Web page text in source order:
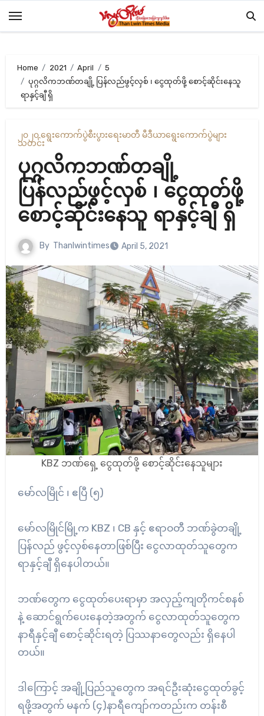
Home 2021 April
5
ပုဂ္ဂလိကဘဏ်တချို့ ပြန်လည်ဖွင့်လှစ် ၊ ငွေထုတ်ဖို့ စောင့်ဆိုင်းနေသူ
ရာနှင့်ချီ ရှိ
၂၀၂၀ ရွေးကောက်ပွဲစီးပွားရေးမာတီ မီဒီယာရွေးကောက်ပွဲများ
သတင်း
ပုဂ္ဂလိကဘဏ်တချို့
ပြန်လည်ဖွင့်လှစ် ၊ ငွေထုတ်ဖို့
စောင့်ဆိုင်းနေသူ ရာနှင့်ချီ ရှိ
By Thanlwintimes April 5, 2021
KBZ ဘဏ်ရှေ့ ငွေထုတ်ဖို့ စောင့်ဆိုင်းနေသူများ
မော်လမြိုင် ၊ ဧပြီ (၅)
မော်လမြိုင်မြို့က KBZ ၊ CB နှင့် ဧရာဝတီ ဘဏ်ခွဲတချို့
ပြန်လည် ဖွင့်လှစ်နေတာဖြစ်ပြီး ငွေလာထုတ်သူတွေက
ရာနှင့်ချီ ရှိနေပါတယ်။
ဘဏ်တွေက ငွေထုတ်ပေးရာမှာ အလှည့်ကျတိုကင်စနစ်
နဲ့ ဆောင်ရွက်ပေးနေတဲ့အတွက် ငွေလာထုတ်သူတွေက
နာရီနှင့်ချီ စောင့်ဆိုင်းရတဲ့ ပြဿနာတွေလည်း ရှိနေပါ
တယ်။
ဒါကြောင့် အချို့ပြည်သူတွေက အရင်ဦးဆုံးငွေထုတ်ခွင့်
ရဖို့အတွက် မနက် (၄)နာရီကျော်ကတည်းက တန်းစီ